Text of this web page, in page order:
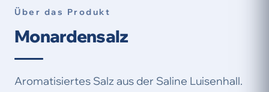
Über das Produkt
Monardensalz
Aromatisiertes Salz aus der Saline Luisenhall.